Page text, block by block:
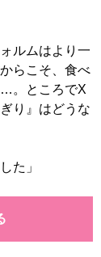
ルムはより一
らこそ、食べ
。ところでX
り』はどうな
た」